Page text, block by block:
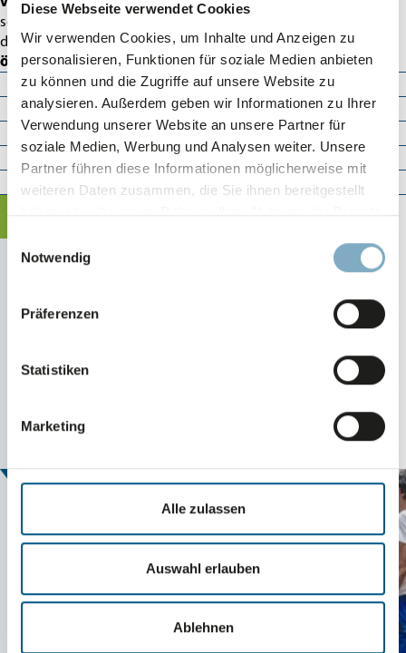
Diese Webseite verwendet Cookies
Wir verwenden Cookies, um Inhalte und Anzeigen zu
personalisieren, Funktionen für soziale Medien anbieten
zu können und die Zugriffe auf unsere Website zu
analysieren. Außerdem geben wir Informationen zu Ihrer
Verwendung unserer Website an unsere Partner für
soziale Medien, Werbung und Analysen weiter. Unsere
Partner führen diese Informationen möglicherweise mit
weiteren Daten zusammen, die Sie ihnen bereitgestellt
Impressum
Einwilligungsauswahl
Notwendig
Präferenzen
Statistiken
Marketing
Alle zulassen
Auswahl erlauben
Ablehnen
schritt­liche Verpa­ckungs­technik stellt eine Win-Win-Situation
dar, indem sie sowohl die Sicherheit der Produkte als auch die
ökologische Nachhaltigkeitfördert.
Wrapping (Einschlagen, Einwi­ckeln)
Cushio­ning (Polstern)
Block & Brace (Fixieren)
Coils (Schnecken)
Cross­layer (Kreuz­lagen)
Entlasten Sie Ihre